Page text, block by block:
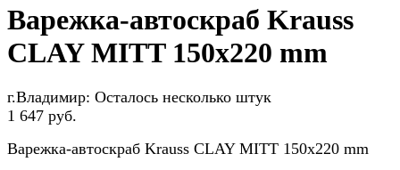
Варежка-автоскраб Krauss
CLAY MITT 150x220 mm
г.Владимир: Осталось несколько штук
1 647 руб.
Варежка-автоскраб Krauss CLAY MITT 150x220 mm